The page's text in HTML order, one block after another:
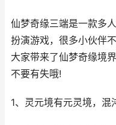
仙梦奇缘三端是一款多
扮演游戏，很多小伙伴
大家带来了仙梦奇缘境
不要有失哦!
1、灵元境有元灵境，混